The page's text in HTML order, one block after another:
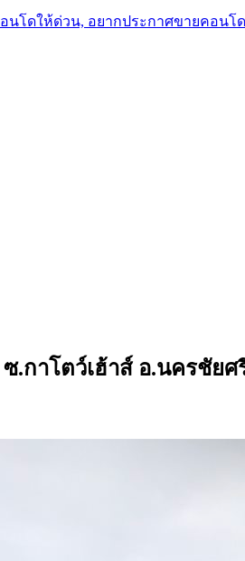
นโดให้ด่วน, อยากประกาศขายคอนโ
ซ.กาโตว์เฮ้าส์ อ.นครชั